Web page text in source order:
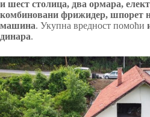
и шест столица, два ормара,
комбиновани фрижидер, шпорет
машина. Укупна вредност помоћи
динара.